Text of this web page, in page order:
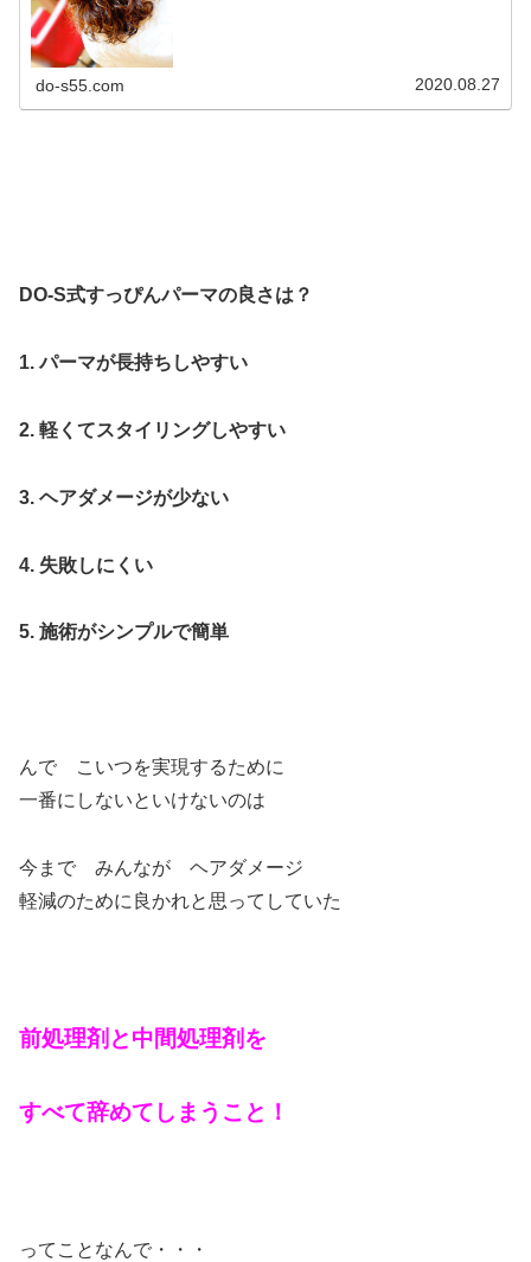
do-s55.com 2020.08.27
DO-S式すっぴんパーマの良さは？
1. パーマが長持ちしやすい
2. 軽くてスタイリングしやすい
3. ヘアダメージが少ない
4. 失敗しにくい
5. 施術がシンプルで簡単
んで こいつを実現するために
一番にしないといけないのは
今まで みんなが ヘアダメージ
軽減のために良かれと思ってしていた
前処理剤と中間処理剤を
すべて辞めてしまうこと！
ってことなんで・・・